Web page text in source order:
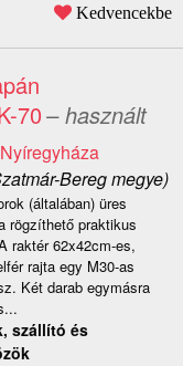
Kedvencekbe
70– használt
Nyíregyháza
Bereg megye)
(általában) üres
rögzíthető praktikus
raktér 62x42cm-es,
rajta egy M30-as
Két darab egymásra
szállító és